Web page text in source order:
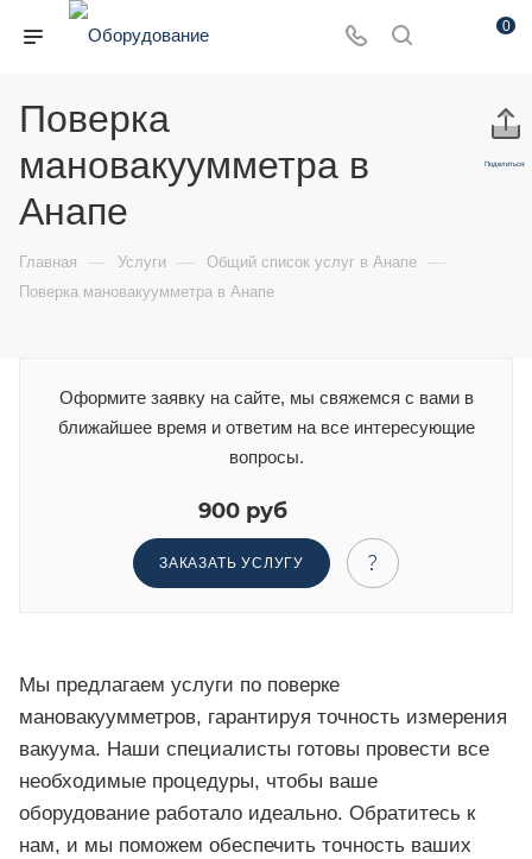
0
Поделиться:
Поверка
мановакуумметра в
Анапе
Главная — Услуги — Общий список услуг в Анапе —
Поверка мановакуумметра в Анапе
Оформите заявку на сайте, мы свяжемся с вами в
ближайшее время и ответим на все интересующие
вопросы.
900 руб
ЗАКАЗАТЬ УСЛУГУ
Мы предлагаем услуги по поверке
мановакуумметров, гарантируя точность измерения
вакуума. Наши специалисты готовы провести все
необходимые процедуры, чтобы ваше
оборудование работало идеально. Обратитесь к
нам, и мы поможем обеспечить точность ваших